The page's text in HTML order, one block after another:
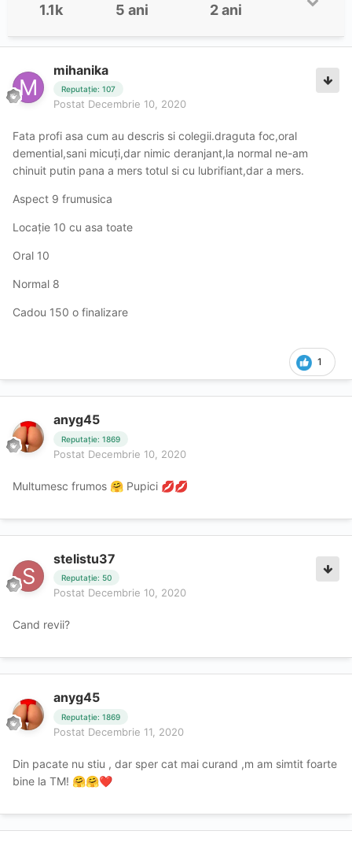
1.1k 5 ani 2 ani
mihanika
Reputație: 107
Postat Decembrie 10, 2020
Fata profi asa cum au descris si colegii.draguta foc,oral
demential,sani micuți,dar nimic deranjant,la normal ne-am
chinuit putin pana a mers totul si cu lubrifiant,dar a mers.
Aspect 9 frumusica
Locație 10 cu asa toate
Oral 10
Normal 8
Cadou 150 o finalizare
1
anyg45
Reputație: 1869
Postat Decembrie 10, 2020
Multumesc frumos 🤗 Pupici 💋💋
stelistu37
Reputație: 50
Postat Decembrie 10, 2020
Cand revii?
anyg45
Reputație: 1869
Postat Decembrie 11, 2020
Din pacate nu stiu , dar sper cat mai curand ,m am simtit foarte
bine la TM! 🤗🤗❤️